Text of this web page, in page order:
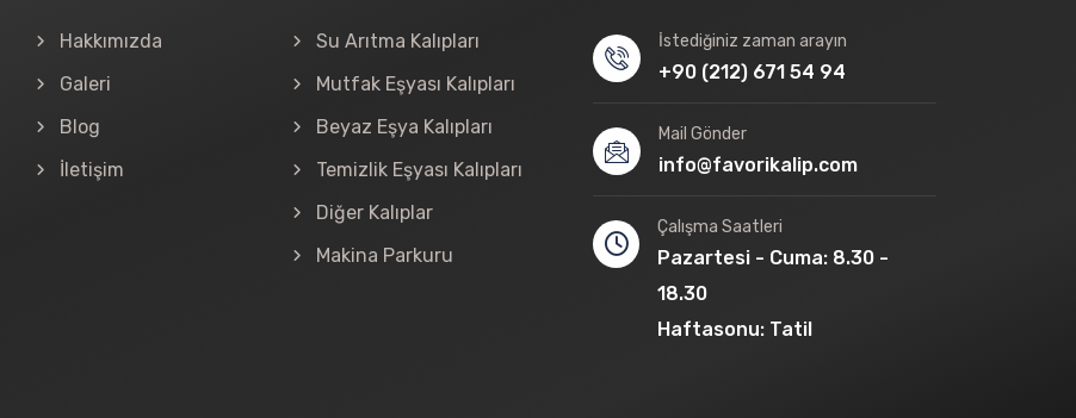
Hakkımızda
Galeri
Blog
İletişim
Su Arıtma Kalıpları
Mutfak Eşyası Kalıpları
Beyaz Eşya Kalıpları
Temizlik Eşyası Kalıpları
Diğer Kalıplar
Makina Parkuru
İstediğiniz zaman arayın
+90 (212) 671 54 94
Mail Gönder
info@favorikalip.com
Çalışma Saatleri
Pazartesi - Cuma: 8.30 -
18.30
Haftasonu: Tatil